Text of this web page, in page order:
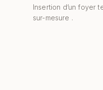
Insertion d’un foyer
sur-mesure .